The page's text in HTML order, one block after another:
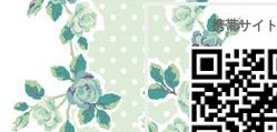
携帯サイト